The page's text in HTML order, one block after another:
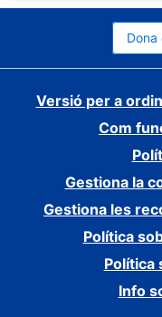
Dona
Versió per a
Com
Gestiona la
Gestiona les
Política
Política
Info